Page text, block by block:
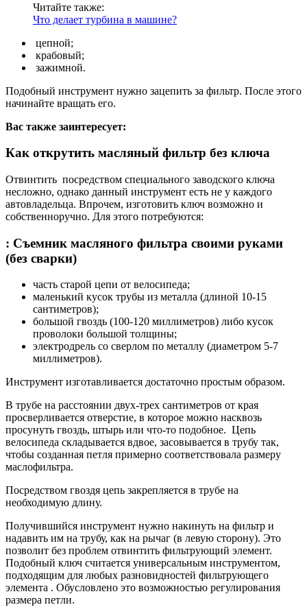
Читайте также:
Что делает турбина в машине?
цепной;
крабовый;
зажимной.
Подобный инструмент нужно зацепить за фильтр. После этого
начинайте вращать его.
Вас также заинтересует:
Как открутить масляный фильтр без ключа
Отвинтить посредством специального заводского ключа
несложно, однако данный инструмент есть не у каждого
автовладельца. Впрочем, изготовить ключ возможно и
собственноручно. Для этого потребуются:
: Съемник масляного фильтра своими руками
(без сварки)
часть старой цепи от велосипеда;
маленький кусок трубы из металла (длиной 10-15
сантиметров);
большой гвоздь (100-120 миллиметров) либо кусок
проволоки большой толщины;
электродрель со сверлом по металлу (диаметром 5-7
миллиметров).
Инструмент изготавливается достаточно простым образом.
В трубе на расстоянии двух-трех сантиметров от края
просверливается отверстие, в которое можно насквозь
просунуть гвоздь, штырь или что-то подобное. Цепь
велосипеда складывается вдвое, засовывается в трубу так,
чтобы созданная петля примерно соответствовала размеру
маслофильтра.
Посредством гвоздя цепь закрепляется в трубе на
необходимую длину.
Получившийся инструмент нужно накинуть на фильтр и
надавить им на трубу, как на рычаг (в левую сторону). Это
позволит без проблем отвинтить фильтрующий элемент.
Подобный ключ считается универсальным инструментом,
подходящим для любых разновидностей фильтрующего
элемента . Обусловлено это возможностью регулирования
размера петли.